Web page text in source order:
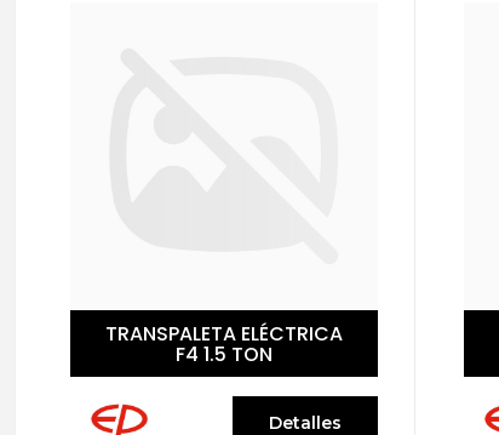
TRANSPALETA ELÉCTRICA
F4 1.5 TON
Detalles